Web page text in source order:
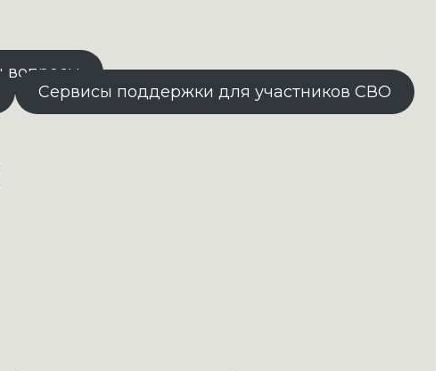
вопросы
Сервисы поддержки для участников СВО